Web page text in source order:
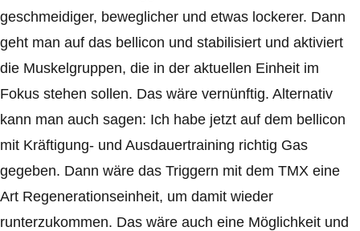
geschmeidiger, beweglicher und etwas lockerer. Dann
geht man auf das bellicon und stabilisiert und aktiviert
die Muskelgruppen, die in der aktuellen Einheit im
Fokus stehen sollen. Das wäre vernünftig. Alternativ
kann man auch sagen: Ich habe jetzt auf dem bellicon
mit Kräftigung- und Ausdauertraining richtig Gas
gegeben. Dann wäre das Triggern mit dem TMX eine
Art Regenerationseinheit, um damit wieder
runterzukommen. Das wäre auch eine Möglichkeit und